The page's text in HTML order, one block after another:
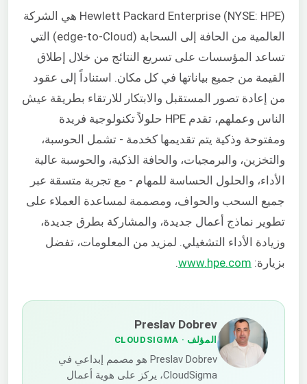
Hewlett Packard Enterprise (NYSE: HPE) هي الشركة
العالمية من الحافة إلى السحابة (edge-to-Cloud) التي
تساعد المؤسسات على تسريع النتائج من خلال إطلاق
القيمة من جميع بياناتها في كل مكان. استناداً إلى عقود
من إعادة تصور المستقبل والابتكار للارتقاء بطريقة عيش
الناس وعملهم، تقدم HPE حلولاً تكنولوجية فريدة
ومفتوحة وذكية يتم تقديمها كخدمة - تشمل الحوسبة،
والتخزين، والبرمجيات، والحافة الذكية، والحوسبة عالية
الأداء، والحلول الحساسة للمهام - مع تجربة متسقة عبر
جميع السحب والحواف، ومصممة لمساعدة العملاء على
تطوير نماذج أعمال جديدة، والمشاركة بطرق جديدة،
وزيادة الأداء التشغيلي. لمزيد من المعلومات، تفضل
بزيارة: www.hpe.com
Preslav Dobrev
المؤلف· CLOUDSIGMA
Preslav Dobrev هو مصمم إبداعي في
CloudSigma، يركز على هوية أعمال